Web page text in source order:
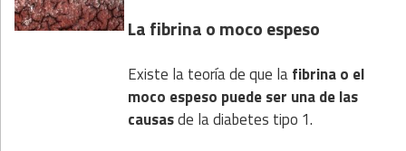
La fibrina o moco espeso
Existe la teoría de que lafibrina o el
moco espeso puede ser una de las
causasde la diabetes tipo 1.